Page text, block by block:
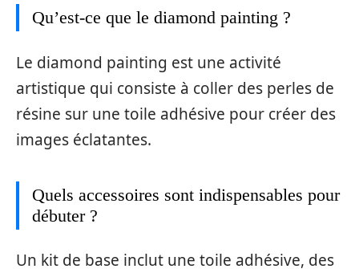
Qu’est-ce que le diamond painting ?
Le diamond painting est une activité
artistique qui consiste à coller des perles de
résine sur une toile adhésive pour créer des
images éclatantes.
Quels accessoires sont indispensables pour
débuter ?
Un kit de base inclut une toile adhésive, des